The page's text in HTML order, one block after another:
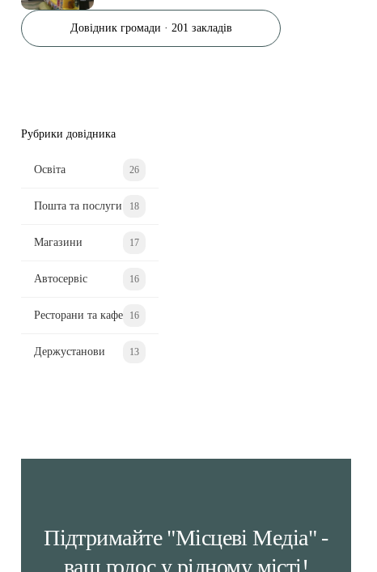
Довідник громади · 201 закладів
Рубрики довідника
Освіта 26
Пошта та послуги 18
Магазини 17
Автосервіс 16
Ресторани та кафе 16
Держустанови 13
Підтримайте "Місцеві Медіа" -
ваш голос у рідному місті!